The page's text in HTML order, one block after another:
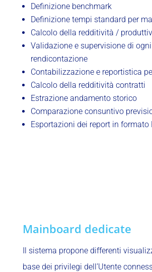
Definizione benchmark
Definizione tempi standard per
Calcolo della redditività /
Validazione e supervisione di ogni
rendicontazione
Contabilizzazione e reportistica
Calcolo della redditività contratti
Estrazione andamento storico
Comparazione consuntivo
Esportazioni dei report in formato
Mainboard dedicate
Il sistema propone differenti
base dei privilegi dell’Utente